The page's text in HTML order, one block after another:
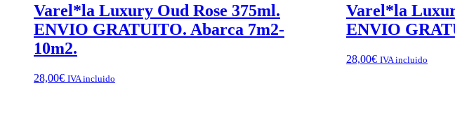
Varel*la Luxury Oud Rose 375ml.
ENVIO GRATUITO. Abarca 7m2-
10m2.
28,00€ IVA incluido
Varel*la
ENVIO
28,00€ IVA incluido